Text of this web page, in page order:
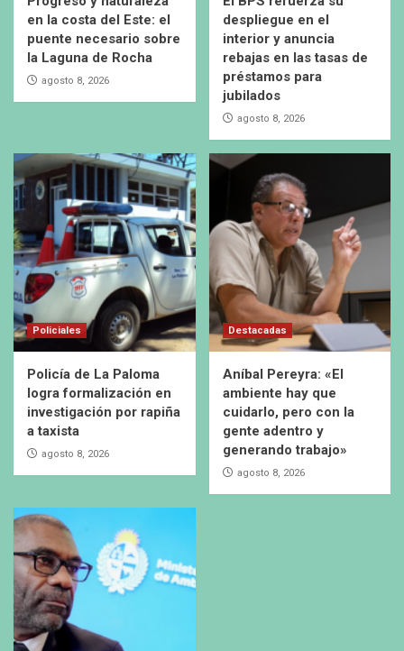
en la costa del Este: el
puente necesario sobre
la Laguna de Rocha
agosto 8, 2026
despliegue en el
interior y anuncia
rebajas en las tasas de
préstamos para
jubilados
agosto 8, 2026
Policiales
Policía de La Paloma
logra formalización en
investigación por rapiña
a taxista
agosto 8, 2026
Destacadas
Aníbal Pereyra: «El
ambiente hay que
cuidarlo, pero con la
gente adentro y
generando trabajo»
agosto 8, 2026